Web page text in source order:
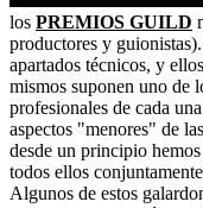
los PREMIOS GUILD
productores y
apartados técnicos, y
mismos suponen uno de
profesionales de cada
aspectos "menores" de
desde un principio
todos ellos
Algunos de estos